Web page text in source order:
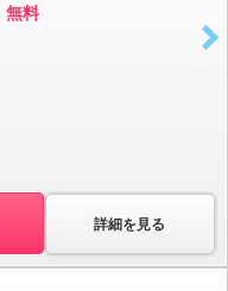
無料
詳細を見る